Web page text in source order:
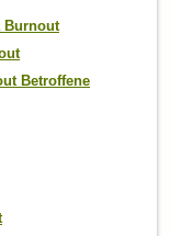
Burnout
Betroffene